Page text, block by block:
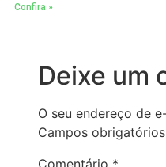
Confira »
Deixe um
O seu endereço de
Campos
Comentário *